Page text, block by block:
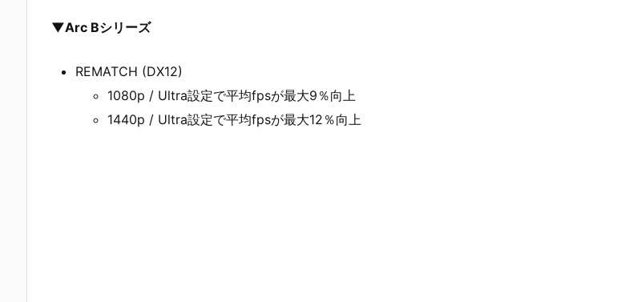
▼Arc Bシリーズ
REMATCH (DX12)
1080p / Ultra設定で平均fpsが最大9％向上
1440p / Ultra設定で平均fpsが最大12％向上